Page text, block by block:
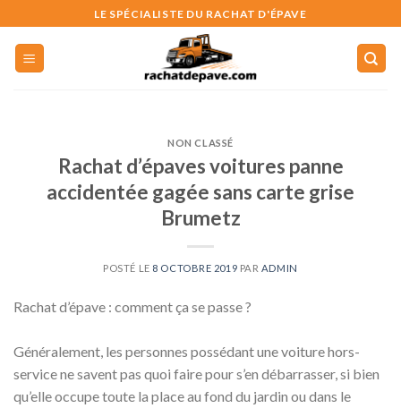
to
content
LE SPÉCIALISTE DU RACHAT D'ÉPAVE
NON CLASSÉ
Rachat d’épaves voitures panne
accidentée gagée sans carte grise
Brumetz
POSTÉ LE 8 OCTOBRE 2019 PAR ADMIN
Rachat d’épave : comment ça se passe ?
Généralement, les personnes possédant une voiture hors-
service ne savent pas quoi faire pour s’en débarrasser, si bien
qu’elle occupe toute la place au fond du jardin ou dans le